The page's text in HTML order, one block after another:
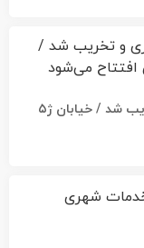
۳ باب مغازه محدوده پستک خریداری و تخریب شد / خیابان ژ۵